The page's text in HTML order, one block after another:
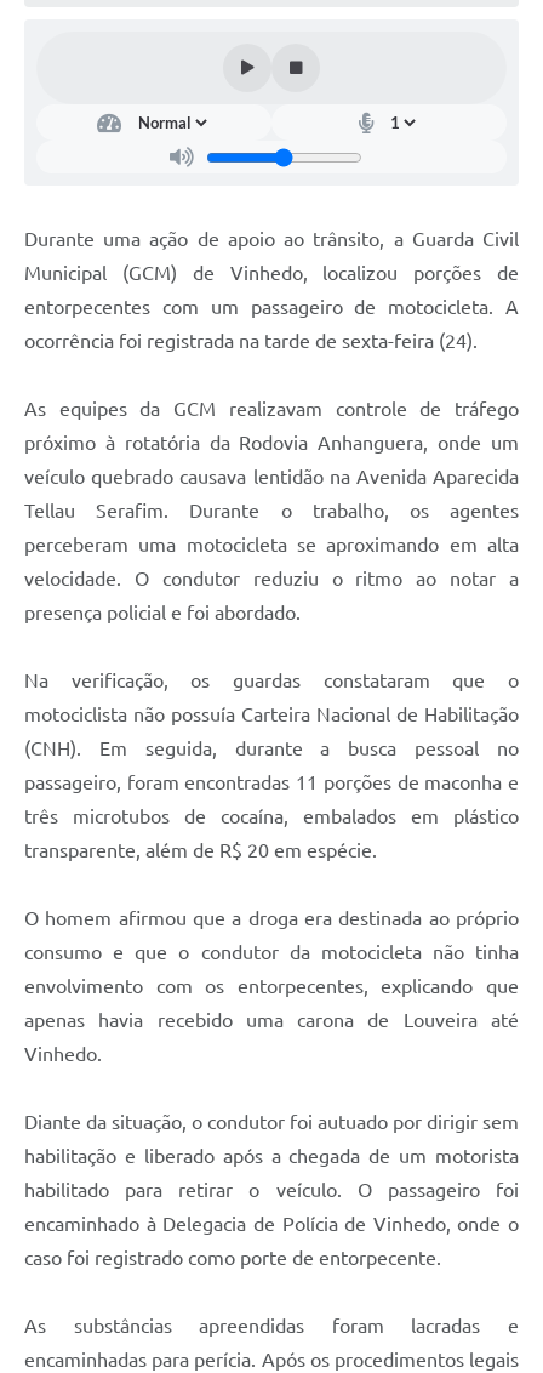
Sistema de Protocolo
Fala.BR
Listagem dos CEPs de Vinhedo
Acesso à Informação
Associação dos Servidores Públicos Municipais de
Vinhedo
Audiências Públicas
Carta de Serviços
Arquivos para Download
Legislação
Serviços Online
Durante uma ação de apoio ao trânsito, a Guarda Civil
Municipal (GCM) de Vinhedo, localizou porções de
entorpecentes com um passageiro de motocicleta. A
ocorrência foi registrada na tarde de sexta-feira (24).
As equipes da GCM realizavam controle de tráfego
próximo à rotatória da Rodovia Anhanguera, onde um
veículo quebrado causava lentidão na Avenida Aparecida
Tellau Serafim. Durante o trabalho, os agentes
perceberam uma motocicleta se aproximando em alta
velocidade. O condutor reduziu o ritmo ao notar a
presença policial e foi abordado.
Na verificação, os guardas constataram que o
motociclista não possuía Carteira Nacional de Habilitação
(CNH). Em seguida, durante a busca pessoal no
passageiro, foram encontradas 11 porções de maconha e
três microtubos de cocaína, embalados em plástico
transparente, além de R$ 20 em espécie.
O homem afirmou que a droga era destinada ao próprio
consumo e que o condutor da motocicleta não tinha
envolvimento com os entorpecentes, explicando que
apenas havia recebido uma carona de Louveira até
Vinhedo.
Diante da situação, o condutor foi autuado por dirigir sem
habilitação e liberado após a chegada de um motorista
habilitado para retirar o veículo. O passageiro foi
encaminhado à Delegacia de Polícia de Vinhedo, onde o
caso foi registrado como porte de entorpecente.
As substâncias apreendidas foram lacradas e
encaminhadas para perícia. Após os procedimentos legais